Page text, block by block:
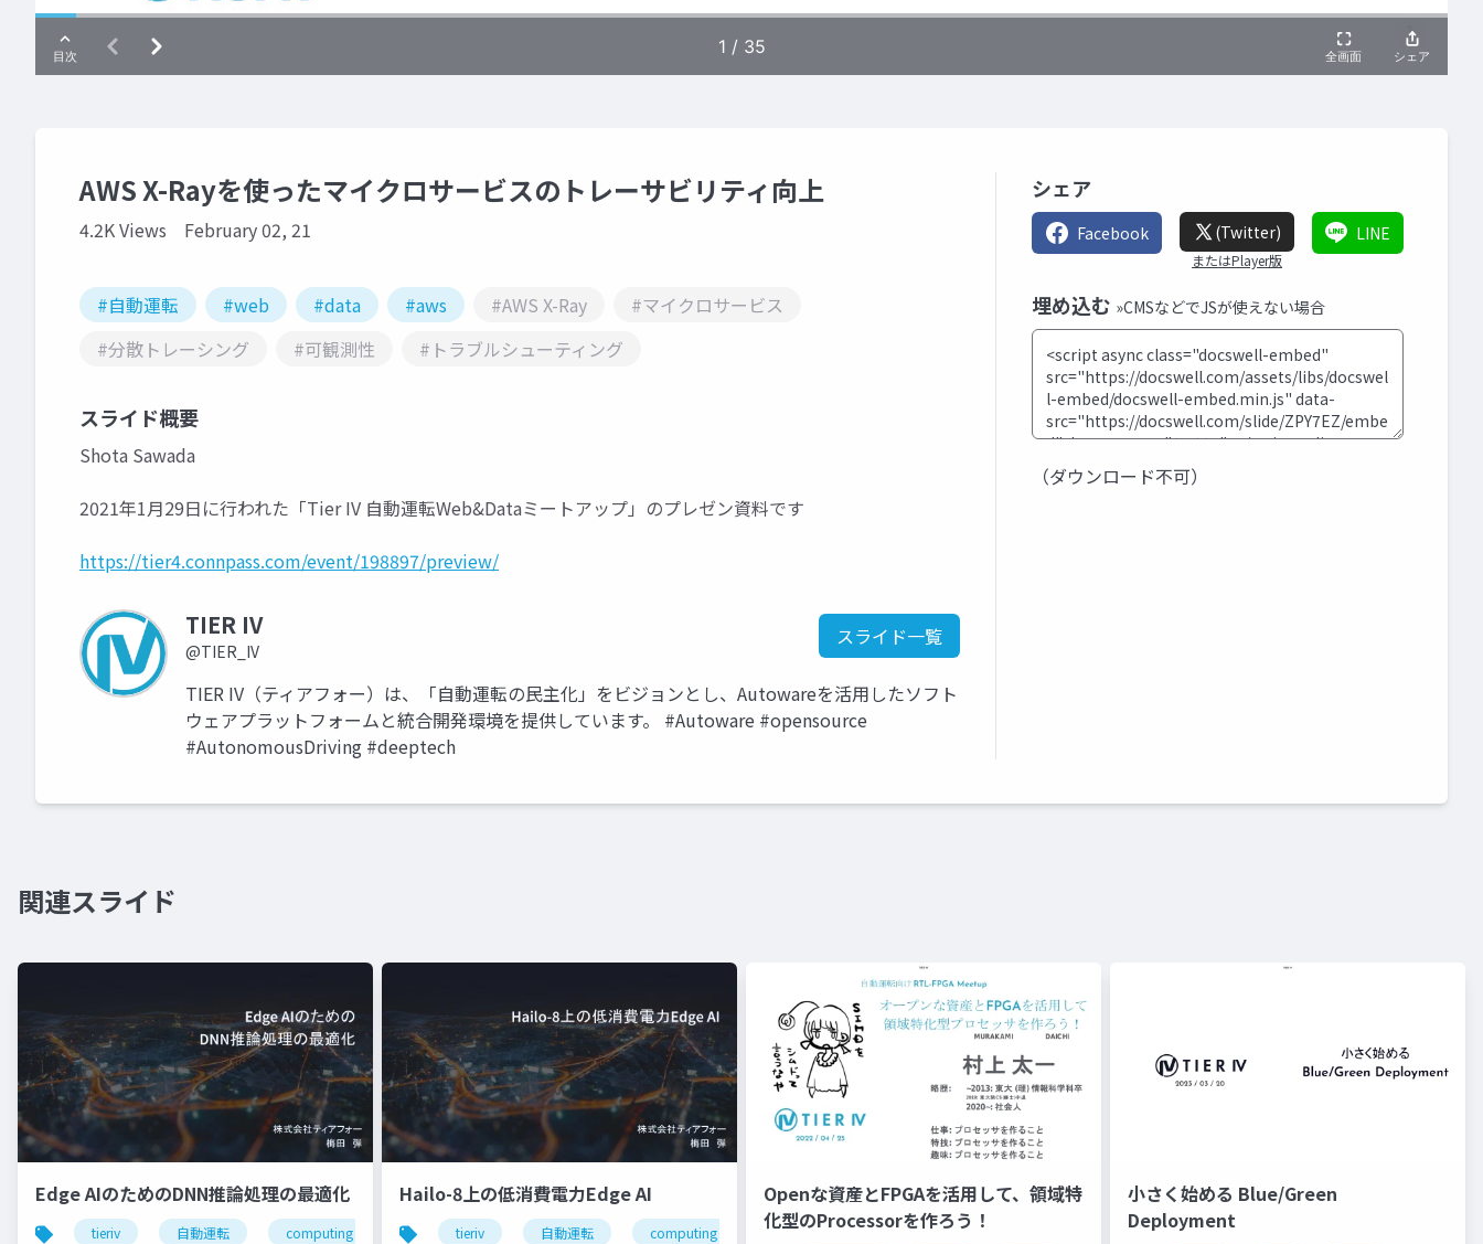
AWS X-Rayを使ったマイクロサービスのトレーサビリティ向上
4.2K Views February 02, 21
#自動運転 #web #data #aws #AWS X-Ray
#マイクロサービス
#分散トレーシング
#可観測性 #トラブルシューティング
スライド概要
Shota Sawada
2021年1月29日に行われた「Tier IV 自動運転Web&Dataミートアップ」のプレゼン資料です
https://tier4.connpass.com/event/198897/preview/
TIER IV
@TIER_IV
スライド一覧
TIER IV（ティアフォー）は、「自動運転の民主化」をビジョンとし、Autowareを活用したソフト
ウェアプラットフォームと統合開発環境を提供しています。 #Autoware #opensource
#AutonomousDriving #deeptech
シェア
Facebook (Twitter)
またはPlayer版
LINE
埋め込む »CMSなどでJSが使えない場合
（ダウンロード不可）
関連スライド
Edge AIのためのDNN推論処理の最適化
tieriv 自動運転 computing tierivmeetup
Hailo-8上の低消費電力Edge AI
tieriv 自動運転 computing hailo edgeai autoware
Openな資産とFPGAを活用して、領域特
化型のProcessorを作ろう！
小さく始める Blue/Green
Deployment